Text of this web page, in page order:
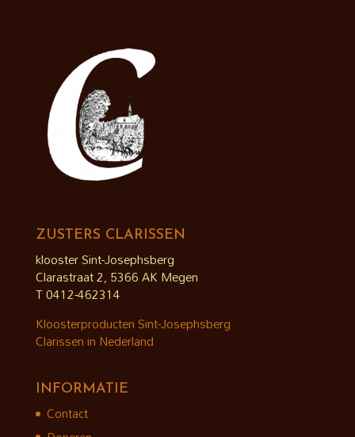
ZUSTERS CLARISSEN
klooster Sint-Josephsberg
Clarastraat 2, 5366 AK Megen
T 0412-462314
Kloosterproducten Sint-Josephsberg
Clarissen in Nederland
INFORMATIE
Contact